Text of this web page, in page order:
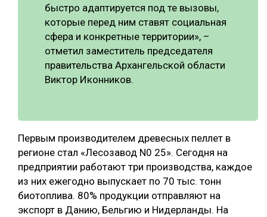
быстро адаптируется под те вызовы,
которые перед ним ставят социальная
сфера и конкретные территории», –
отметил заместитель председателя
правительства Архангельской области
Виктор Иконников.
Первым производителем древесных пеллет в
регионе стал «Лесозавод N0 25». Сегодня на
предприятии работают три производства, каждое
из них ежегодно выпускает по 70 тыс. тонн
биотоплива. 80% продукции отправляют на
экспорт в Данию, Бельгию и Нидерланды. На